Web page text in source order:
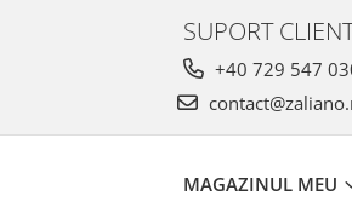
SUPORT
+40 729 547
MAGAZINUL MEU